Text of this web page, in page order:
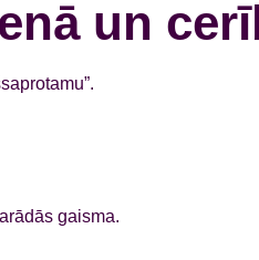
un
gaisma.